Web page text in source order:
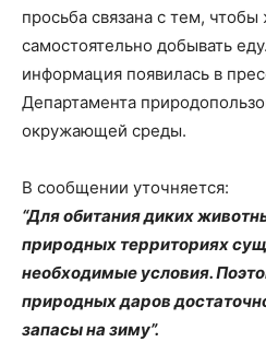
просьба связана с тем,
самостоятельно добывать
информация появилась в
Департамента
окружающей среды.
В сообщении уточняется:
“Для обитания диких
природных территориях
необходимые условия.
природных даров
запасы на зиму”.